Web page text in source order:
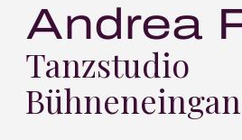
Andrea
Tanzstudio